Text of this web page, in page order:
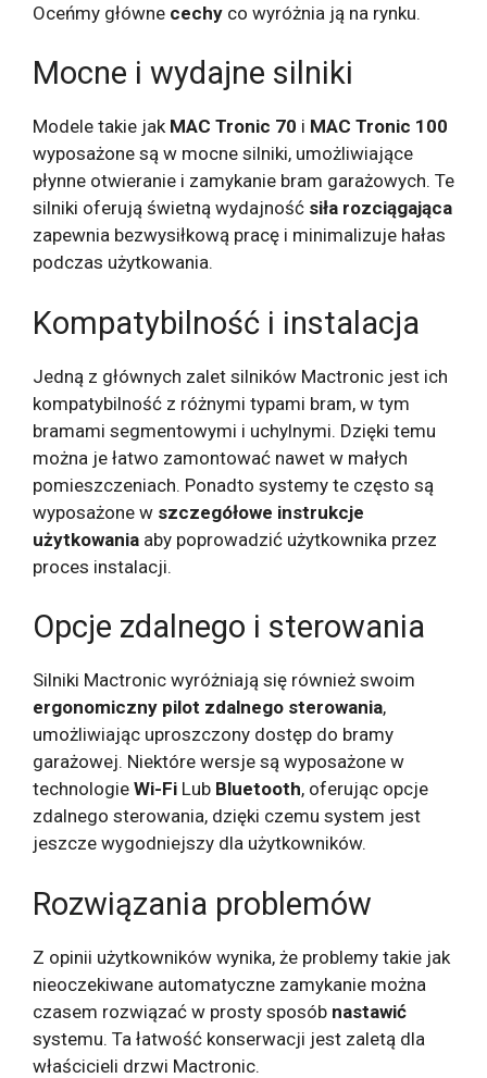
Oceńmy główne cechy co wyróżnia ją na rynku.
Mocne i wydajne silniki
Modele takie jak MAC Tronic 70 i MAC Tronic 100
wyposażone są w mocne silniki, umożliwiające
płynne otwieranie i zamykanie bram garażowych. Te
silniki oferują świetną wydajność siła rozciągająca
zapewnia bezwysiłkową pracę i minimalizuje hałas
podczas użytkowania.
Kompatybilność i instalacja
Jedną z głównych zalet silników Mactronic jest ich
kompatybilność z różnymi typami bram, w tym
bramami segmentowymi i uchylnymi. Dzięki temu
można je łatwo zamontować nawet w małych
pomieszczeniach. Ponadto systemy te często są
wyposażone w szczegółowe instrukcje
użytkowania aby poprowadzić użytkownika przez
proces instalacji.
Opcje zdalnego i sterowania
Silniki Mactronic wyróżniają się również swoim
ergonomiczny pilot zdalnego sterowania,
umożliwiając uproszczony dostęp do bramy
garażowej. Niektóre wersje są wyposażone w
technologie Wi-Fi Lub Bluetooth, oferując opcje
zdalnego sterowania, dzięki czemu system jest
jeszcze wygodniejszy dla użytkowników.
Rozwiązania problemów
Z opinii użytkowników wynika, że ​​problemy takie jak
nieoczekiwane automatyczne zamykanie można
czasem rozwiązać w prosty sposób nastawić
systemu. Ta łatwość konserwacji jest zaletą dla
właścicieli drzwi Mactronic.